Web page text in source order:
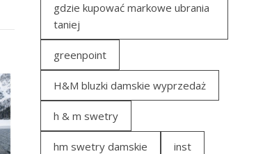
gdzie kupować markowe ubrania
taniej
greenpoint
H&M bluzki damskie wyprzedaż
h & m swetry
hm swetry damskie inst